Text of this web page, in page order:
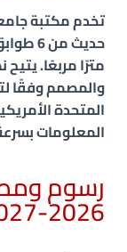
تخدم مكتبة
مترًا مربعًا.
المتحدة
المعلومات
رسوم
2026-2027